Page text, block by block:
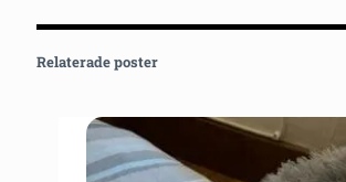
Relaterade poster